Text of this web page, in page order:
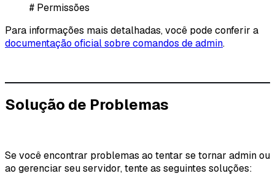
# Permissões
Para informações mais detalhadas, você pode conferir a
documentação oficial sobre comandos de admin.
Solução de Problemas
Se você encontrar problemas ao tentar se tornar admin ou
ao gerenciar seu servidor, tente as seguintes soluções: